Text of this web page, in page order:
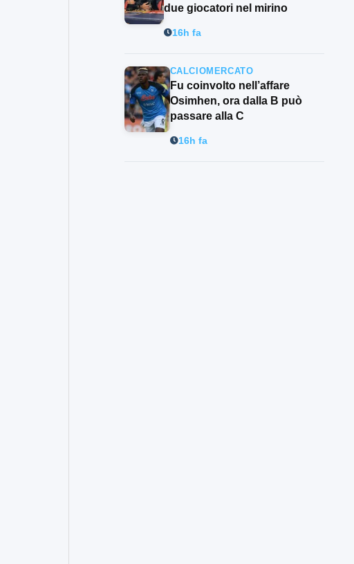
due giocatori nel mirino
16h fa
CALCIOMERCATO
Fu coinvolto nell’affare
Osimhen, ora dalla B può
passare alla C
16h fa